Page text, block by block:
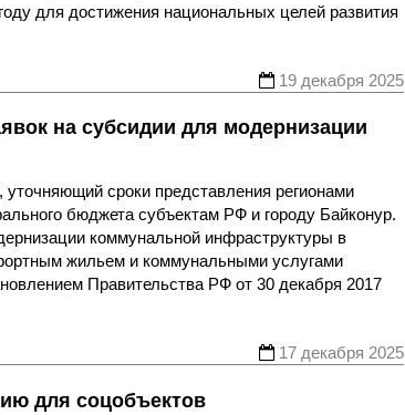
для достижения национальных целей развития
19 декабря 2025
на субсидии для модернизации
сроки представления регионами
бюджета субъектам РФ и городу Байконур.
коммунальной инфраструктуры в
жильем и коммунальными услугами
Правительства РФ от 30 декабря 2017
17 декабря 2025
для соцобъектов